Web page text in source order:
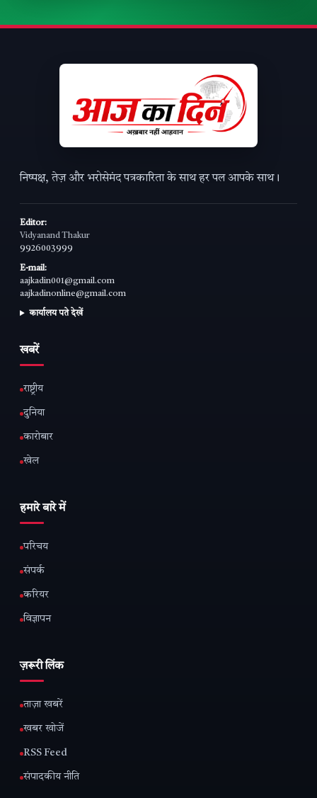
निष्पक्ष, तेज़ और भरोसेमंद पत्रकारिता के साथ हर पल आपके साथ।
Editor:
Vidyanand Thakur
9926003999
E-mail:
aajkadin001@gmail.com
aajkadinonline@gmail.com
कार्यालय पते देखें
खबरें
राष्ट्रीय
दुनिया
कारोबार
खेल
हमारे बारे में
परिचय
संपर्क
करियर
विज्ञापन
ज़रूरी लिंक
ताज़ा खबरें
खबर खोजें
RSS Feed
संपादकीय नीति